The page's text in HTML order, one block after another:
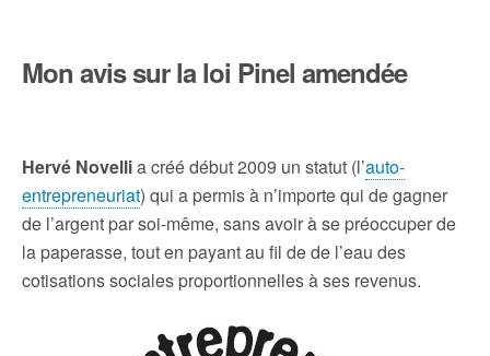
Mon avis sur la loi Pinel amendée
Hervé Novellia créé début 2009 un statut (l’auto-
entrepreneuriat) qui a permis à n’importe qui de gagner
de l’argent par soi-même, sans avoir à se préoccuper de
la paperasse, tout en payant au fil de de l’eau des
cotisations sociales proportionnelles à ses revenus.